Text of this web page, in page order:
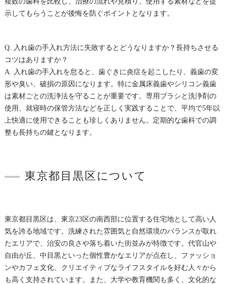
示してもらうことが後悔を防ぐポイントとなります。
Q. 入れ歯の手入れ方法に失敗するとどうなりますか？長持ちさせる
コツはありますか？
A. 入れ歯の手入れを怠ると、歯ぐきに炎症を起こしたり、義歯の変
形や臭い、破損の原因になります。特に金属床義歯やシリコン義歯
は素材ごとの洗浄法を守ることが重要です。専用ブラシと洗浄剤の
使用、就寝時の保管方法などを正しく実践することで、平均で5年以
上快適に使用できることも珍しくありません。定期的な歯科での調
整も長持ちの鍵となります。
東京都目黒区について
東京都目黒区は、東京23区の南西部に位置する住宅地として高い人
気を誇る地域です。洗練された雰囲気と自然環境のバランスが取れ
たエリアで、治安の良さや落ち着いた街並みが特徴です。代官山や
自由が丘、中目黒といった個性豊かなエリアが点在し、ファッショ
ンやカフェ文化、クリエイティブなライフスタイルを好む人々から
も高く支持されています。また、大学や教育機関も多く、文化的な